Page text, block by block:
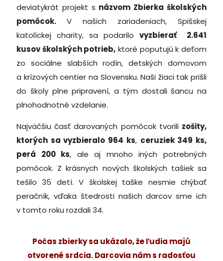
deviatykrát projekt s názvom Zbierka školských
pomôcok. V našich zariadeniach, Spišskej
katolíckej charity, sa podarilo vyzbierať 2.641
kusov školských potrieb, ktoré poputujú k deťom
zo sociálne slabších rodín, detských domovom
a krízových centier na Slovensku. Naši žiaci tak prišli
do školy plne pripravení, a tým dostali šancu na
plnohodnotné vzdelanie.
Najväčšiu časť darovaných pomôcok tvorili zošity,
ktorých sa vyzbieralo 964 ks, ceruziek 349 ks,
perá 200 ks, ale aj mnoho iných potrebných
pomôcok. Z krásnych nových školských tašiek sa
tešilo 35 detí. V školskej taške nesmie chýbať
peračník, vďaka štedrosti našich darcov sme ich
v tomto roku rozdali 34.
Počas zbierky sa ukázalo, že ľudia majú
otvorené srdcia. Darcovia nám s radosťou